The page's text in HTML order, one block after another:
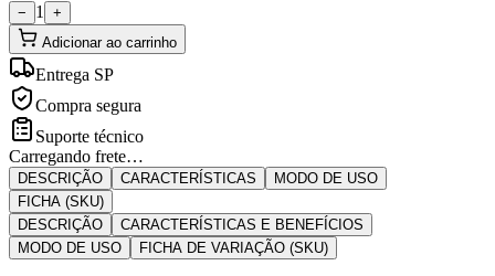
− 1
+
Adicionar ao carrinho
Entrega SP
Compra segura
Suporte técnico
Carregando frete…
DESCRIÇÃO CARACTERÍSTICAS
MODO DE USO
FICHA (SKU)
DESCRIÇÃO
CARACTERÍSTICAS E BENEFÍCIOS
MODO DE USO
FICHA DE VARIAÇÃO (SKU)